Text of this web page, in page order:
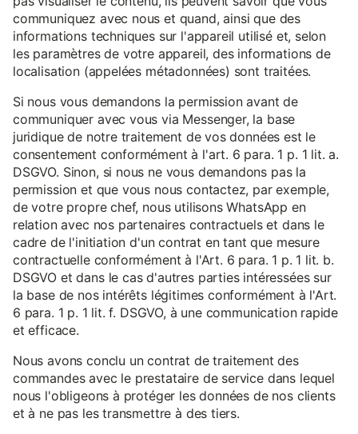
communiquez avec nous et quand, ainsi que des
informations techniques sur l'appareil utilisé et, selon
les paramètres de votre appareil, des informations de
localisation (appelées métadonnées) sont traitées.
Si nous vous demandons la permission avant de
communiquer avec vous via Messenger, la base
juridique de notre traitement de vos données est le
consentement conformément à l'art. 6 para. 1 p. 1 lit. a.
DSGVO. Sinon, si nous ne vous demandons pas la
permission et que vous nous contactez, par exemple,
de votre propre chef, nous utilisons WhatsApp en
relation avec nos partenaires contractuels et dans le
cadre de l'initiation d'un contrat en tant que mesure
contractuelle conformément à l'Art. 6 para. 1 p. 1 lit. b.
DSGVO et dans le cas d'autres parties intéressées sur
la base de nos intérêts légitimes conformément à l'Art.
6 para. 1 p. 1 lit. f. DSGVO, à une communication rapide
et efficace.
Nous avons conclu un contrat de traitement des
commandes avec le prestataire de service dans lequel
nous l'obligeons à protéger les données de nos clients
et à ne pas les transmettre à des tiers.